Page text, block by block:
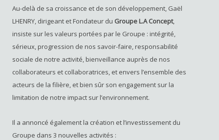
Au-delà de sa croissance et de son développement, Gaël
LHENRY, dirigeant et Fondateur du Groupe L.A Concept,
insiste sur les valeurs portées par le Groupe : intégrité,
sérieux, progression de nos savoir-faire, responsabilité
sociale de notre activité, bienveillance auprès de nos
collaborateurs et collaboratrices, et envers l’ensemble des
acteurs de la filière, et bien sûr son engagement sur la
limitation de notre impact sur l’environnement.
Il a annoncé également la création et l’investissement du
Groupe dans 3 nouvelles activités :